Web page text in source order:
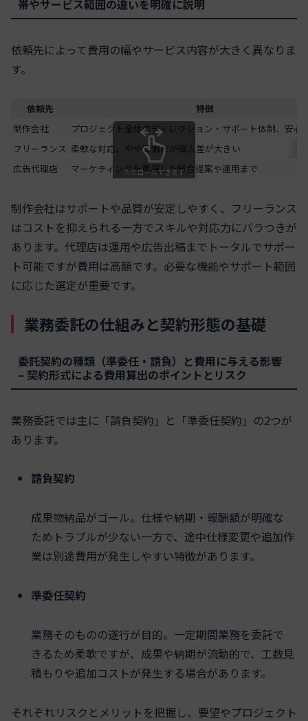
帯やサービス範囲の違いを明確に説明
依頼先によって費用の幅やサービス内容が大きく異なりま
す。
依頼先
特徴
制作会社
プロジェクト全体のディレクション・サポート体制、安心
フリーランス 柔軟な対応、やや安価だが個人差が大きい
広告代理店
マーケティングを重視した総合提案や運用まで
スクロールできます
制作会社はサポートや品質が安定しやすく、フリーランス
はコストを抑えられる一方でスキルや対応力にバラつきが
あります。代理店は運用や広告出稿までトータルでサポー
ト可能ですが費用は高額です。必要な機能やサポート範囲
に応じた選定が重要です。
業務委託の仕組みと契約形態の基礎
委託契約の種類（準委任・請負）と費用に与える影響
– 契約形式による費用算出のポイントとリスク
業務委託では主に「請負契約」と「準委任契約」の2つが
あります。
請負契約
成果物納品がゴール。仕様や納期・報酬額が明確な
ためトラブルが少ない一方で、途中仕様変更や追加作
業は別途費用が発生しやすい特徴があります。
準委任契約
業務そのものの遂行が目的。一定期間業務を委託で
きるため柔軟ですが、成果や納期が流動的で、工数見
積もりや追加コストが発生する場合があります。
それぞれリスクとメリットを把握し、要望やプロジェクト